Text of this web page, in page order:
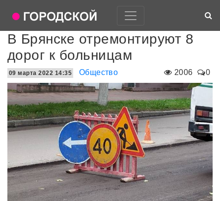
В Брянске отремонтируют 8
дорог к больницам
2006 0
09 марта 2022 14:35 Общество